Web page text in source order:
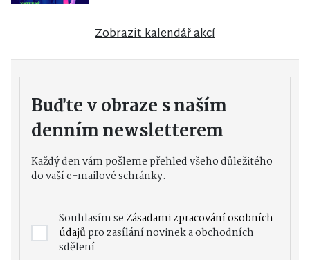
Zobrazit kalendář akcí
Buďte v obraze s naším
denním newsletterem
Každý den vám pošleme přehled všeho důležitého
do vaší e-mailové schránky.
Souhlasím seZásadami zpracování osobních
údajůpro zasílání novinek a obchodních
sdělení